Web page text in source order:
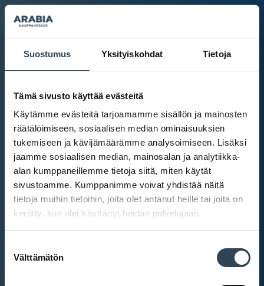
Suostumus Yksityiskohdat Tietoja
Tämä sivusto käyttää evästeitä
Käytämme evästeitä tarjoamamme sisällön ja mainosten
räätälöimiseen, sosiaalisen median ominaisuuksien
tukemiseen ja kävijämäärämme analysoimiseen. Lisäksi
jaamme sosiaalisen median, mainosalan ja analytiikka-
alan kumppaneillemme tietoja siitä, miten käytät
sivustoamme. Kumppanimme voivat yhdistää näitä
tietoja muihin tietoihin, joita olet antanut heille tai joita on
kerätty, kun olet käyttänyt heidän palvelujaan.
valinta
Välttämätön
Kauppakeskus Arabia